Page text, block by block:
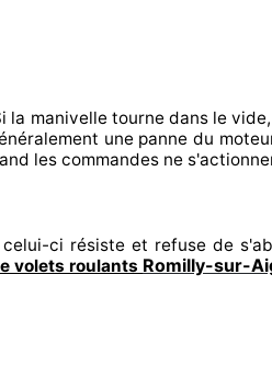
la manivelle tourne dans le
une panne du
les commandes ne
ci résiste et refuse de
volets roulants Romilly-sur-